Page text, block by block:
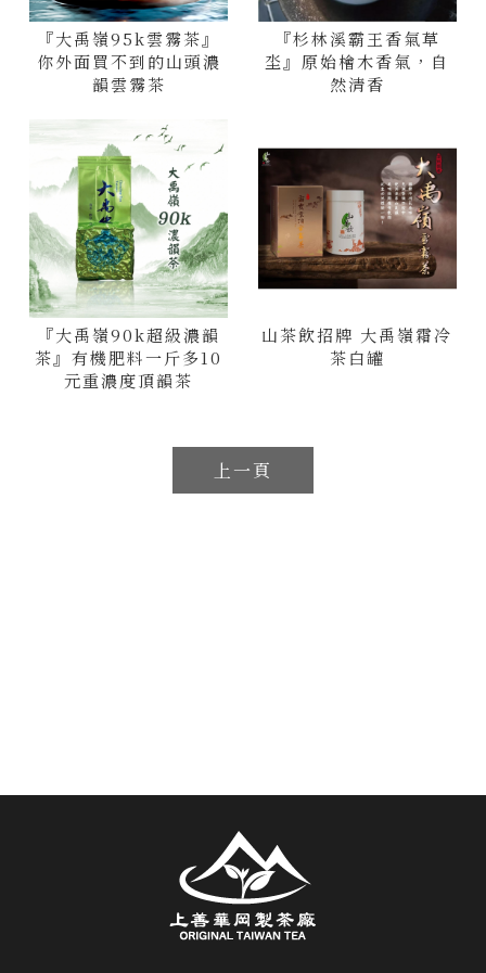
『大禹嶺95k雲霧茶』
你外面買不到的山頭濃
韻雲霧茶
『杉林溪霸王香氣草
坔』原始檜木香氣，自
然清香
『大禹嶺90k超級濃韻
茶』有機肥料一斤多10
元重濃度頂韻茶
山茶飲招牌 大禹嶺霜冷
茶白罐
上一頁